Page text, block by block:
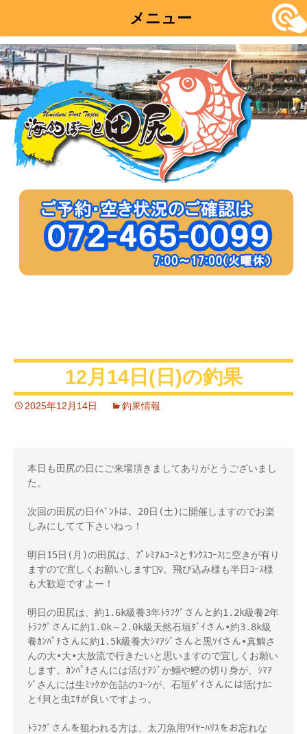
メニュー
コ
ン
テ
ン
ツ
12月14日(日)の釣果
2025年12月14日 釣果情報
本日も田尻の日にご来場頂きましてありがとうございまし
た。
次回の田尻の日ｲﾍﾞﾝﾄは、20日(土)に開催しますのでお楽
しみにしてて下さいねっ！
明日15日(月)の田尻は、ﾌﾟﾚﾐｱﾑｺｰｽとｻﾝｸｽｺｰｽに空きが有り
ますので宜しくお願いします🙇‍♀️。飛び込み様も半日ｺｰｽ様
も大歓迎ですよー！
明日の田尻は、約1.6k級養3年ﾄﾗﾌｸﾞさんと約1.2k級養2年
ﾄﾗﾌｸﾞさんに約1.0k～2.0k級天然石垣ﾀﾞｲさん•約3.8k級
養ｶﾝﾊﾟﾁさんに約1.5k級養大ｼﾏｱｼﾞさんと黒ｿｲさん•真鯛さ
んの大•大•大放流で行きたいと思いますので宜しくお願い
します。ｶﾝﾊﾟﾁさんには活けｱｼﾞか鰯や鰹の切り身が、ｼﾏｱ
ｼﾞさんには生ﾐｯｸか缶詰のｺｰﾝが、石垣ﾀﾞｲさんには活けｶﾆ
とｲ貝と虫ｴｻが良いですよっ。
ﾄﾗﾌｸﾞさんを狙われる方は、太刀魚用ﾜｲﾔｰﾊﾘｽをお忘れな